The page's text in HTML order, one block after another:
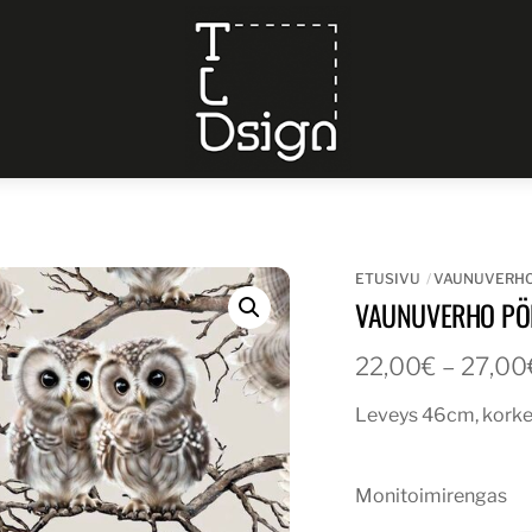
ETUSIVU
VAUNUVERHO
22,00€ – 27,00
Leveys 46cm,
Monitoimirengas